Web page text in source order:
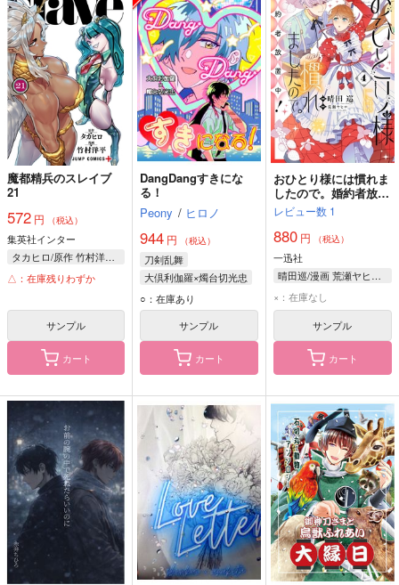
魔都精兵のスレイブ
21
572 円 （税込）
集英社インター
タカヒロ/原作 竹村洋平/漫画
△：在庫残りわずか
サンプル
カート
DangDangすきにな
る！
Peony / ヒロノ
944 円 （税込）
刀剣乱舞
大倶利伽羅×燭台切光忠
大倶利伽羅
燭台切光忠
○：在庫あり
サンプル
カート
おひとり様には慣れま
したので。婚約者放置
中! 4
レビュー数 1
880円 （税込）
一迅社
晴田巡/漫画 荒瀬ヤヒロ/原作
×：在庫なし
サンプル
カート